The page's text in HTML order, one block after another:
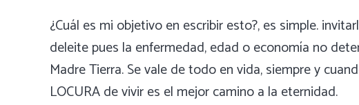
¿Cuál es mi objetivo en escribir esto?, es simple.
deleite pues la enfermedad, edad o economía no
Madre Tierra. Se vale de todo en vida, siempre y
LOCURA de vivir es el mejor camino a la eternidad.